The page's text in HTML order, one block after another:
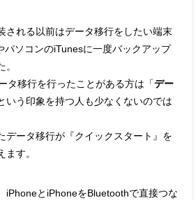
される以前はデータ移行をしたい端末
パソコンのiTunesに一度バックアップ
タ移行を行ったことがある方は「デー
いう印象を持つ人も少なくないのでは
データ移行が『クイックスタート』を
す。
iPhoneとiPhoneをBluetoothで直接つな